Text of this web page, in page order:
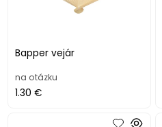
Bapper vejár
na otázku
1.30 €